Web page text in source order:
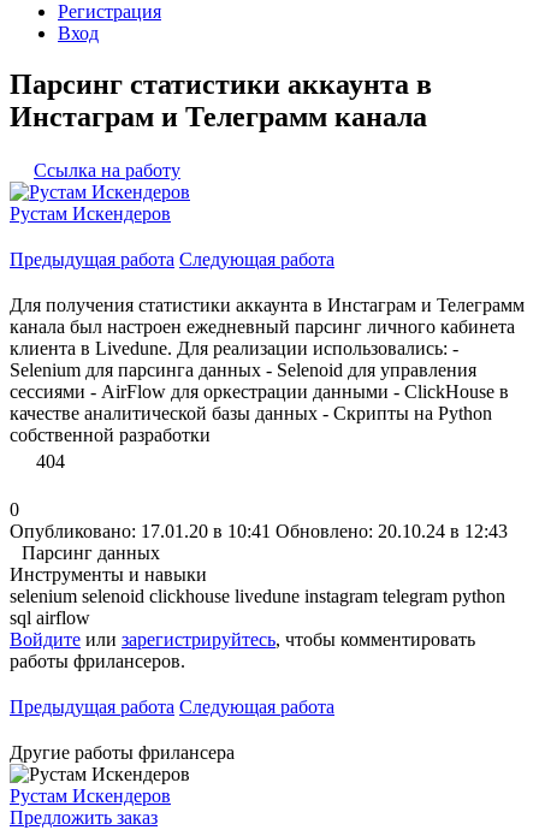
Регистрация
Вход
Парсинг статистики аккаунта в
Инстаграм и Телеграмм канала
Ссылка на работу
Рустам Искендеров
Предыдущая работа Следующая работа
Для получения статистики аккаунта в Инстаграм и Телеграмм
канала был настроен ежедневный парсинг личного кабинета
клиента в Livedune. Для реализации использовались: -
Selenium для парсинга данных - Selenoid для управления
сессиями - AirFlow для оркестрации данными - ClickHouse в
качестве аналитической базы данных - Скрипты на Python
собственной разработки
404
0
Опубликовано: 17.01.20 в 10:41 Обновлено: 20.10.24 в 12:43
Парсинг данных
Инструменты и навыки
selenium selenoid clickhouse livedune instagram telegram python
sql airflow
Войдите или зарегистрируйтесь, чтобы комментировать
работы фрилансеров.
Предыдущая работа Следующая работа
Другие работы фрилансера
Рустам Искендеров
Предложить заказ